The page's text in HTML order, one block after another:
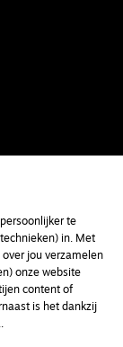
vorming
te
in. Met
jou verzamelen
onze website
content of
is het dankzij